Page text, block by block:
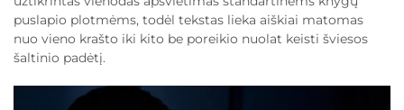
puslapio plotmėms, todėl tekstas lieka aiškiai matomas
nuo vieno krašto iki kito be poreikio nuolat keisti šviesos
šaltinio padėtį.